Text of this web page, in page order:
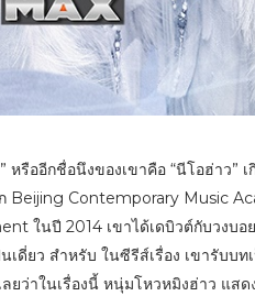
รืออีกชื่อนึงของเขาคือ “นีโอฮ่าว”
Contemporary Music
ในปี 2014 เขาได้เดบิวต์กับวง
ยว สำหรับ ในซีรีส์เรื่อง เขารับบทเ
ยว่าในเรื่องนี้ หนุ่มโหวหมิงฮ่าว แส